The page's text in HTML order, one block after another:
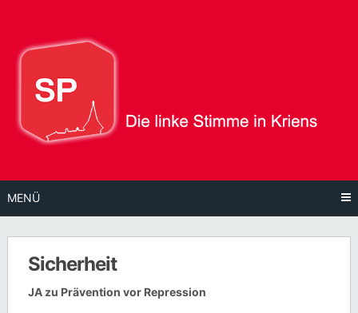
Inhalt
MENÜ
Sicherheit
JA zu Prävention vor Repression